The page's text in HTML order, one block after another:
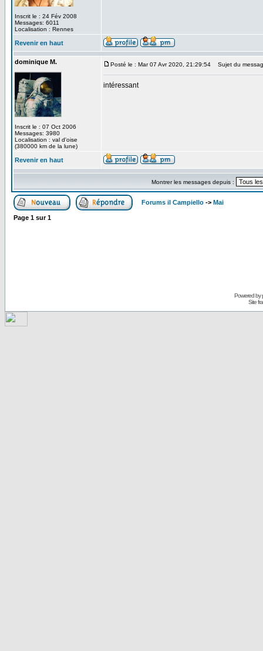
Inscrit le : 24 Fév 2008
Messages: 6011
Localisation : Rennes
Revenir en haut
dominique M.
Inscrit le : 07 Oct 2006
Messages: 3980
Localisation : val d'oise
(380000 km de la lune)
Posté le : Mar 07 Avr 2020, 21:29:54 Sujet du
intéressant
Revenir en haut
Montrer les messages depuis :
Forums il Campiello -> Mai
Page 1 sur1
Powered by
Site